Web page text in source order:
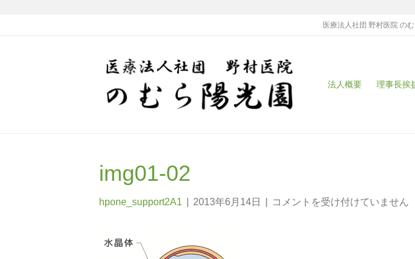
医療法人社団 野村医院 の
法人概要 理事長挨
img01-02
hpone_support2A1 2013年6月14日 コメントを受け付けていません